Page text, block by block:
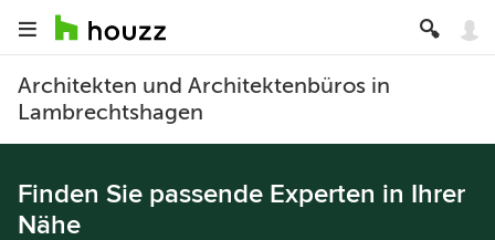
Architekten und Architektenbüros in
Lambrechtshagen
Finden Sie passende Experten in Ihrer
Nähe